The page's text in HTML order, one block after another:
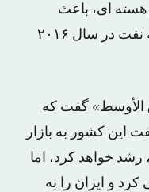
هسته ای، باعث
کاهش ۱۰ دلاری قیمت هر بشکه نفت در سال ۲۰۱۶
الأوسط» گفت که
این کشور به بازار
خواهد کرد، اما
کرد و ایران را به